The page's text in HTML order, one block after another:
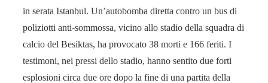
in serata Istanbul. Un’autobomba diretta contro un bus di
poliziotti anti-sommossa, vicino allo stadio della squadra di
calcio del Besiktas, ha provocato 38 morti e 166 feriti. I
testimoni, nei pressi dello stadio, hanno sentito due forti
esplosioni circa due ore dopo la fine di una partita della